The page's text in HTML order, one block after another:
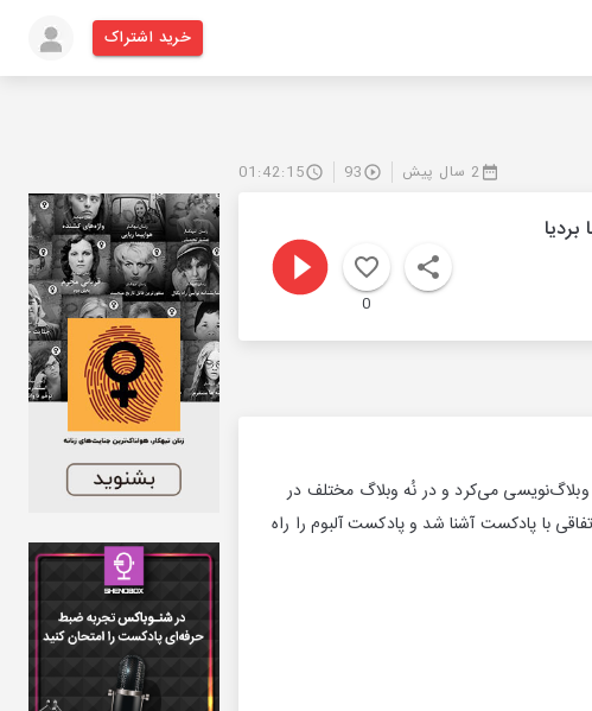
خرید اشتراک
2 سال پیش 93
01:42:15
0
وبلاگ‌نویسی می‌کرد و در نُه وبلاگ مختلف در
با پادکست آشنا شد و پادکست آلبوم را راه